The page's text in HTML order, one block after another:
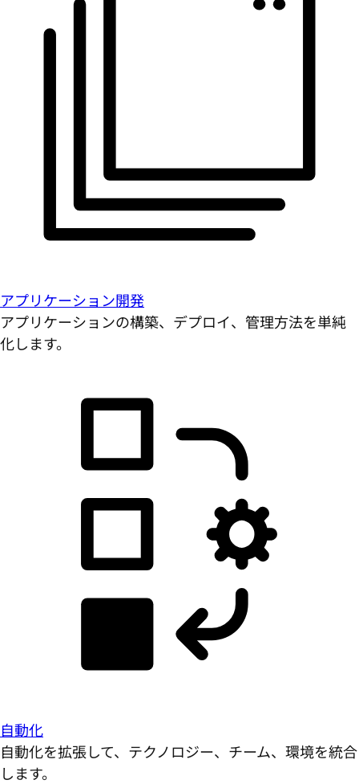
アプリケーション開発
アプリケーションの構築、デプロイ、管理方法を単純
化します。
自動化
自動化を拡張して、テクノロジー、チーム、環境を統合
します。